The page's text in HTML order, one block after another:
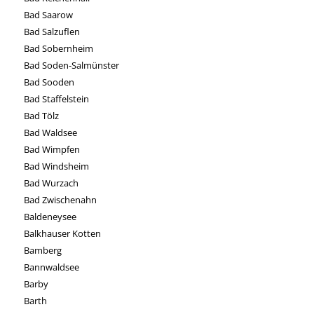
Bad Saarow
Bad Salzuflen
Bad Sobernheim
Bad Soden-Salmünster
Bad Sooden
Bad Staffelstein
Bad Tölz
Bad Waldsee
Bad Wimpfen
Bad Windsheim
Bad Wurzach
Bad Zwischenahn
Baldeneysee
Balkhauser Kotten
Bamberg
Bannwaldsee
Barby
Barth